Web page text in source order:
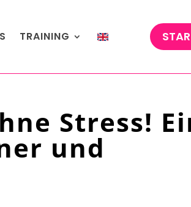
TRAINING
Stress!
und